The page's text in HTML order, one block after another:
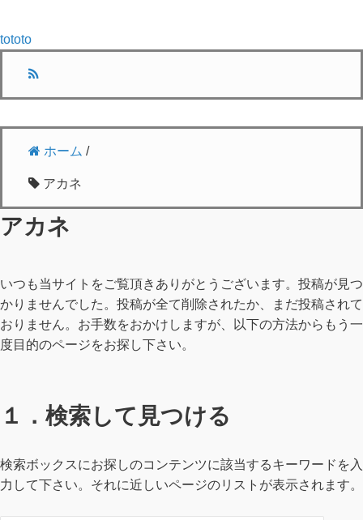
tototo
ホーム /
アカネ
アカネ
いつも当サイトをご覧頂きありがとうございます。投稿が見つ
かりませんでした。投稿が全て削除されたか、まだ投稿されて
おりません。お手数をおかけしますが、以下の方法からもう一
度目的のページをお探し下さい。
１．検索して見つける
検索ボックスにお探しのコンテンツに該当するキーワードを入
力して下さい。それに近しいページのリストが表示されます。